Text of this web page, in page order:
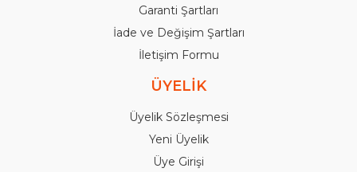
Garanti Şartları
İade ve Değişim Şartları
İletişim Formu
ÜYELİK
Üyelik Sözleşmesi
Yeni Üyelik
Üye Girişi